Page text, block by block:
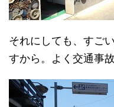
それにしても、すご
すから。よく交通事